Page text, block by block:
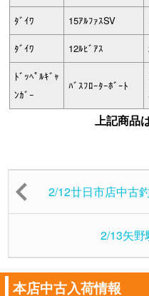
ﾀﾞｲﾜ 15ｱﾙﾌｧｽSV
ﾀﾞｲﾜ 12ﾙﾋﾞｱｽ
ﾄﾞｯﾍﾟﾙｷﾞｬ
ﾝｶﾞｰ
ﾊﾞｽﾌﾛｰﾀｰﾎﾞｰﾄ
上記商品
2/12廿日市店中古
2/13矢野
本店中古入荷情報